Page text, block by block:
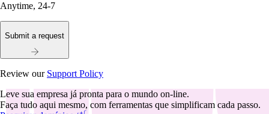
Anytime, 24-7
Submit a request
Review our Support Policy
Leve sua empresa já pronta para o mundo on-line.
Faça tudo aqui mesmo, com ferramentas que simplificam cada passo.